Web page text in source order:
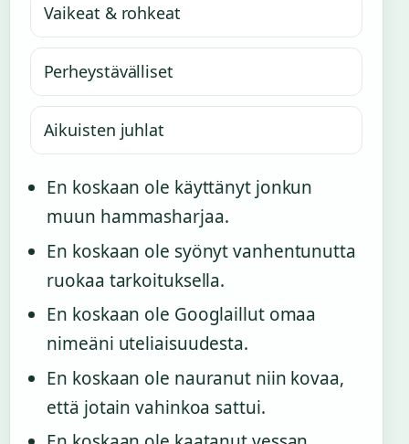
Vaikeat & rohkeat
Perheystävälliset
Aikuisten juhlat
En koskaan ole käyttänyt jonkun
muun hammasharjaa.
En koskaan ole syönyt vanhentunutta
ruokaa tarkoituksella.
En koskaan ole Googlaillut omaa
nimeäni uteliaisuudesta.
En koskaan ole nauranut niin kovaa,
että jotain vahinkoa sattui.